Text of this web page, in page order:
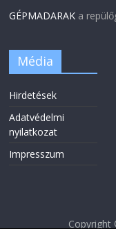
GÉPMADARAK a
Média
Hirdetések
Adatvédelmi
nyilatkozat
Impresszum
Copyright